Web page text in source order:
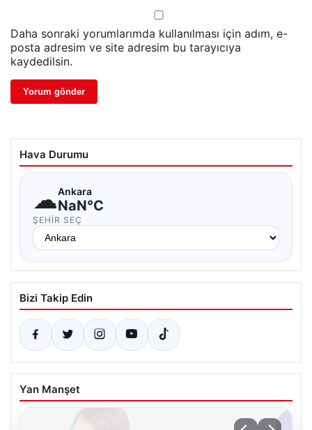
Daha sonraki yorumlarımda kullanılması için adım, e-
posta adresim ve site adresim bu tarayıcıya
kaydedilsin.
Hava Durumu
☁Ankara
NaN°C
ŞEHIR SEÇ
Bizi Takip Edin
Yan Manşet